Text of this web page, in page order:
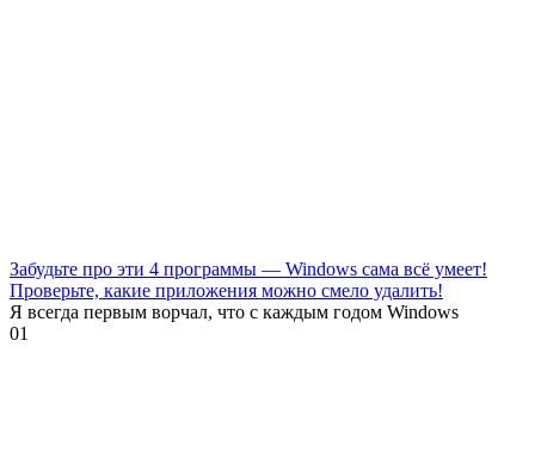
Забудьте про эти 4 программы — Windows сама всё умеет!
Проверьте, какие приложения можно смело удалить!
Я всегда первым ворчал, что с каждым годом Windows
01